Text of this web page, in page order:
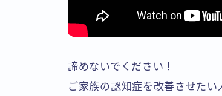
諦めないでください！
ご家族の認知症を改善させたい